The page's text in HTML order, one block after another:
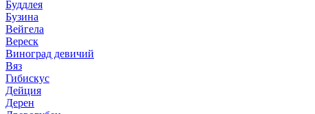
Буддлея
Бузина
Вейгела
Вереск
Виноград девичий
Вяз
Гибискус
Дейция
Дерен